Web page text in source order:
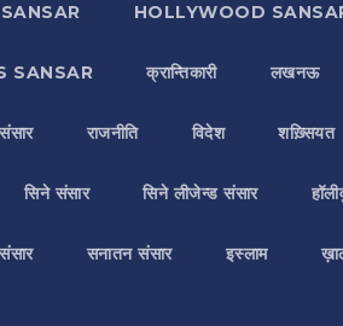
HOLLYWOOD
SANSAR क्रान्तिकारी लखनऊ
राजनीति विदेश शख़्सियत
सिने संसार सिने लीजेन्ड संसार
सनातन संसार इस्लाम